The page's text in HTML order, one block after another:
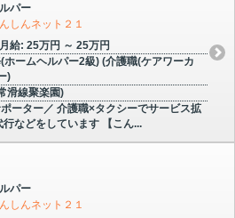
パー
しんネット２１
月給: 25万円 ～ 25万円
ホームヘルパー2級) (介護職(ケアワーカ
)
滑線聚楽園)
ーター／ 介護職×タクシーでサービス拡
などをしています 【こん...
パー
しんネット２１